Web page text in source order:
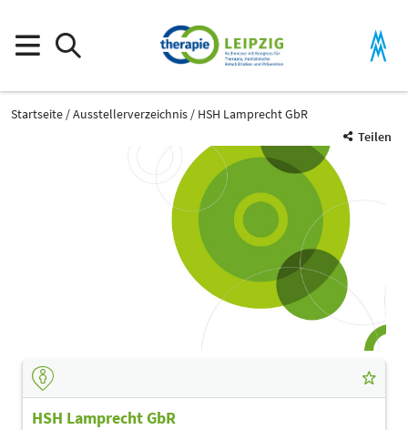
Startseite Ausstellerverzeichnis
HSH Lamprecht GbR
Teilen
HSH Lamprecht GbR